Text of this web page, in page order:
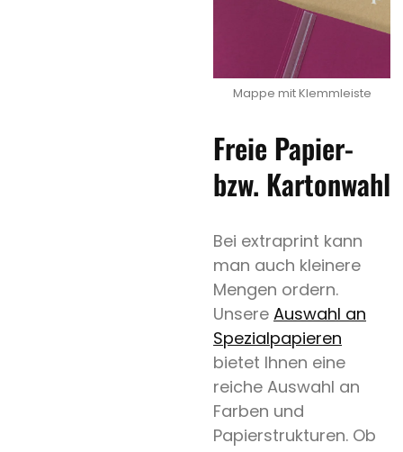
Mappe mit Klemmleiste
Freie Papier-
bzw. Kartonwahl
Bei extraprint kann
man auch kleinere
Mengen ordern.
UnsereAuswahl an
Spezialpapieren
bietet Ihnen eine
reiche Auswahl an
Farben und
Papierstrukturen. Ob